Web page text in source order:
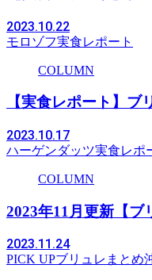
2023.10.22
モロゾフ実食レポート
COLUMN
【実食レポート】
2023.10.17
ハーゲンダッツ実食レポ
COLUMN
2023年11月更新【ブ
2023.11.24
PICK UPブリュレまとめ